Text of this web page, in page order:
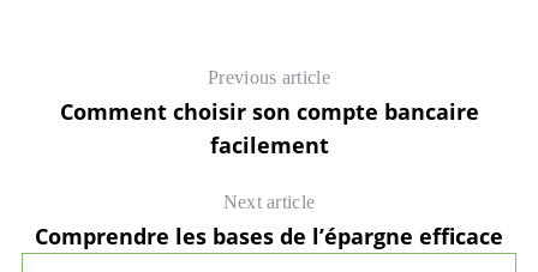
Previous article
Comment choisir son compte bancaire
facilement
Next article
Comprendre les bases de l’épargne efficace